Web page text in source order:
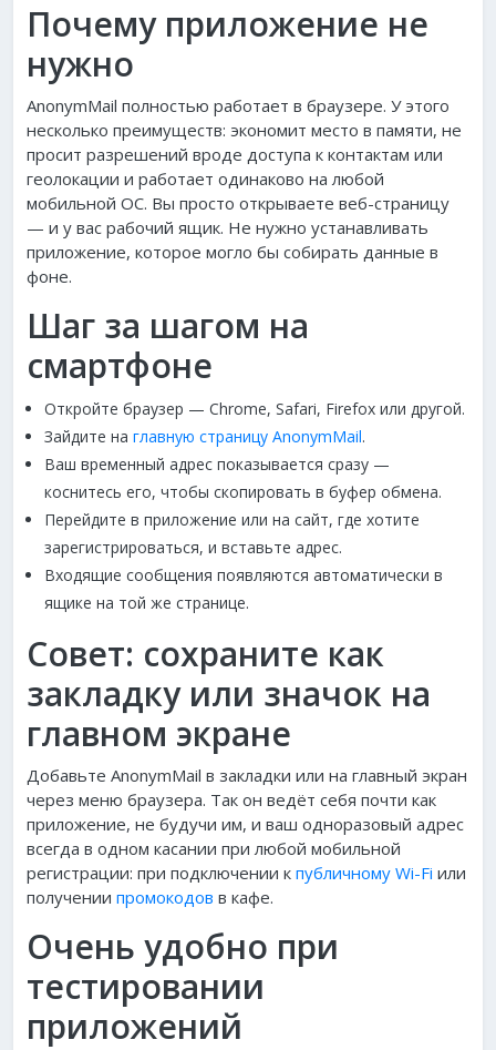
Почему приложение не
нужно
AnonymMail полностью работает в браузере. У этого
несколько преимуществ: экономит место в памяти, не
просит разрешений вроде доступа к контактам или
геолокации и работает одинаково на любой
мобильной ОС. Вы просто открываете веб-страницу
— и у вас рабочий ящик. Не нужно устанавливать
приложение, которое могло бы собирать данные в
фоне.
Шаг за шагом на
смартфоне
Откройте браузер — Chrome, Safari, Firefox или другой.
Зайдите на главную страницу AnonymMail.
Ваш временный адрес показывается сразу —
коснитесь его, чтобы скопировать в буфер обмена.
Перейдите в приложение или на сайт, где хотите
зарегистрироваться, и вставьте адрес.
Входящие сообщения появляются автоматически в
ящике на той же странице.
Совет: сохраните как
закладку или значок на
главном экране
Добавьте AnonymMail в закладки или на главный экран
через меню браузера. Так он ведёт себя почти как
приложение, не будучи им, и ваш одноразовый адрес
всегда в одном касании при любой мобильной
регистрации: при подключении к публичному Wi-Fi или
получении промокодов в кафе.
Очень удобно при
тестировании
приложений